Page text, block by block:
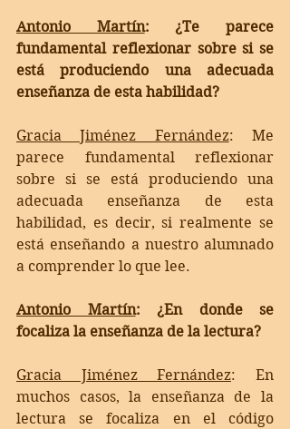
Antonio Martín: ¿Te parece
fundamental reflexionar sobre si se
está produciendo una adecuada
enseñanza de esta habilidad?
Gracia Jiménez Fernández: Me
parece fundamental reflexionar
sobre si se está produciendo una
adecuada enseñanza de esta
habilidad, es decir, si realmente se
está enseñando a nuestro alumnado
a comprender lo que lee.
Antonio Martín: ¿En donde se
focaliza la enseñanza de la lectura?
Gracia Jiménez Fernández: En
muchos casos, la enseñanza de la
lectura se focaliza en el código